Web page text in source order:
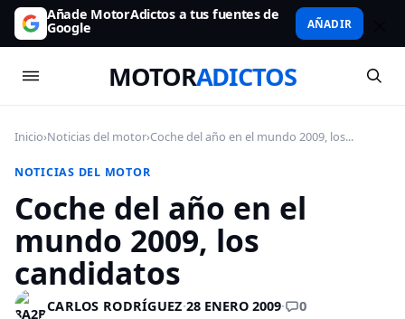
Añade MotorAdictos a tus fuentes de
Google AÑADIR
MOTORADICTOS
Inicio›Noticias del motor›Coche del año en el mundo 2009, los...
NOTICIAS DEL MOTOR
Coche del año en el
mundo 2009, los
candidatos
CARLOS RODRÍGUEZ·28 ENERO 2009· 0